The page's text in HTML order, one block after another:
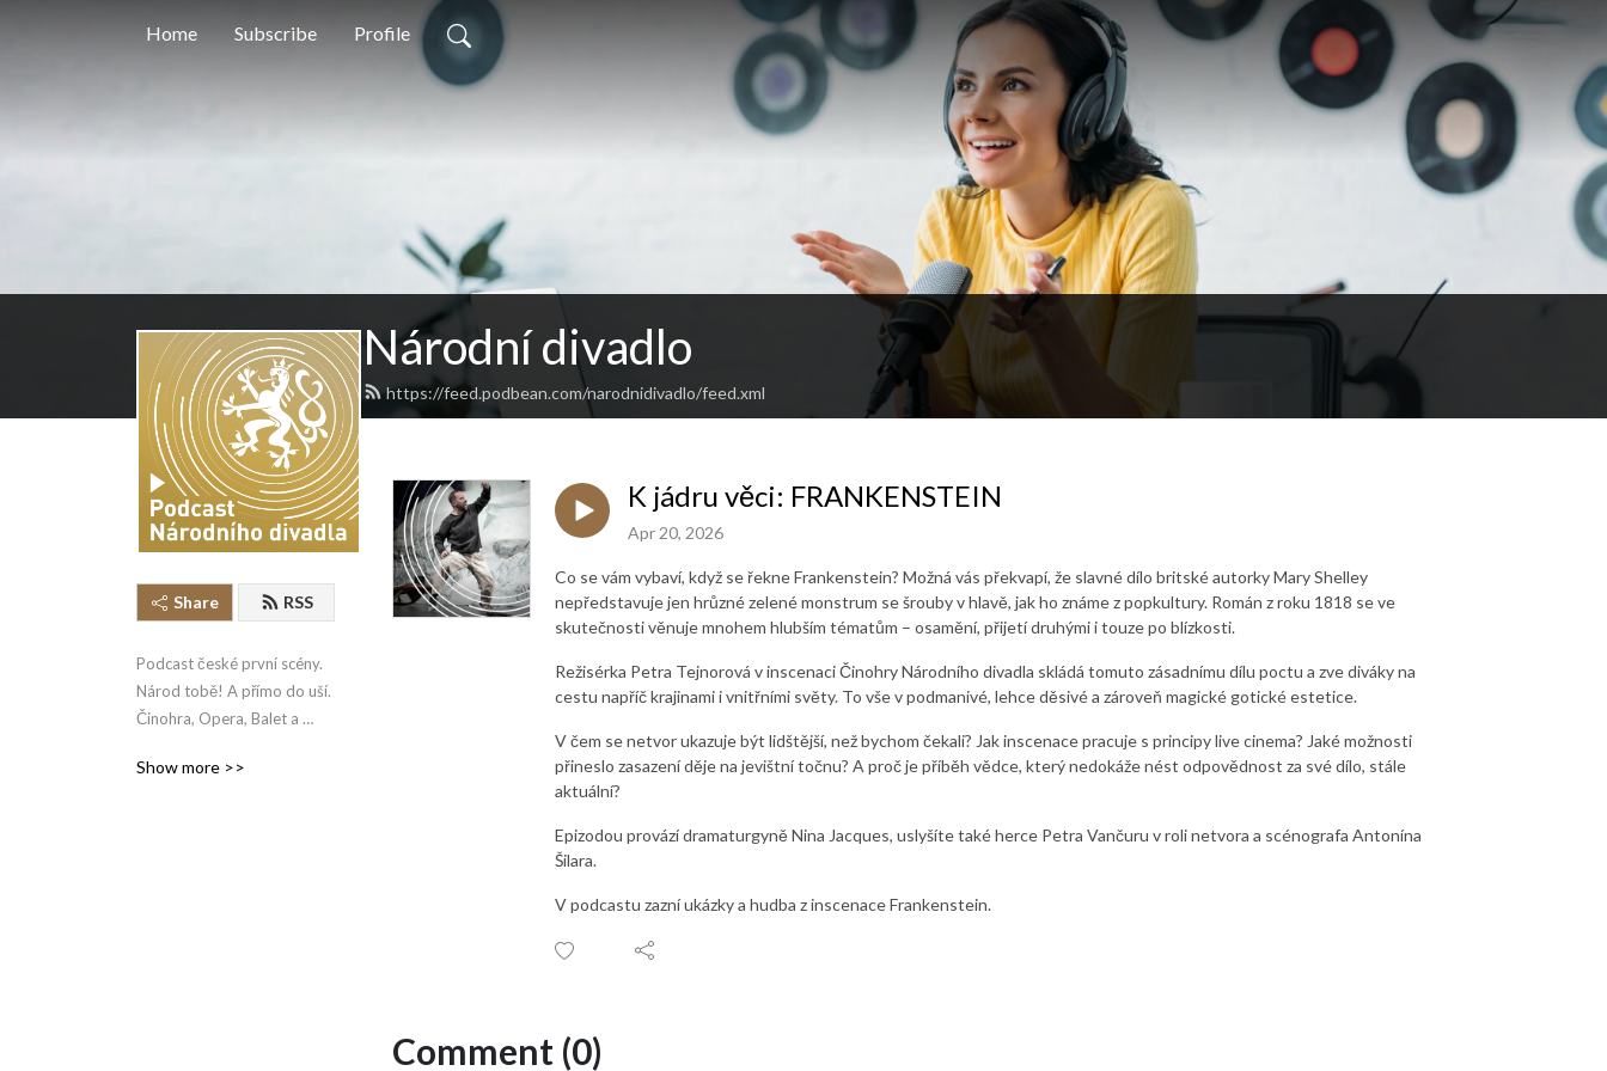
Home Subscribe Profile
Národní divadlo
https://feed.podbean.com/narodnidivadlo/feed.xml
Share RSS
Podcast české první scény.
Národ tobě! A přímo do uší.
Činohra, Opera, Balet a
4 scény.
Show more >>
K jádru věci: FRANKENSTEIN
Apr 20, 2026
Co se vám vybaví, když se řekne Frankenstein? Možná vás překvapí, že slavné dílo britské autorky Mary Shelley
nepředstavuje jen hrůzné zelené monstrum se šrouby v hlavě, jak ho známe z popkultury. Román z roku 1818 se ve
skutečnosti věnuje mnohem hlubším tématům – osamění, přijetí druhými i touze po blízkosti.
Režisérka Petra Tejnorová v inscenaci Činohry Národního divadla skládá tomuto zásadnímu dílu poctu a zve diváky na
cestu napříč krajinami i vnitřními světy. To vše v podmanivé, lehce děsivé a zároveň magické gotické estetice.
V čem se netvor ukazuje být lidštější, než bychom čekali? Jak inscenace pracuje s principy live cinema? Jaké možnosti
přineslo zasazení děje na jevištní točnu? A proč je příběh vědce, který nedokáže nést odpovědnost za své dílo, stále
aktuální?
Epizodou provází dramaturgyně Nina Jacques, uslyšíte také herce Petra Vančuru v roli netvora a scénografa Antonína
Šilara.
V podcastu zazní ukázky a hudba z inscenace Frankenstein.
Comment (0)